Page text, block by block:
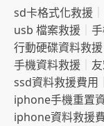
sd卡格式化救援
usb 檔案救援
行動硬碟資料救援
手機資料救援
ssd資料救援費用
iphone手機重置
iphone資料救援